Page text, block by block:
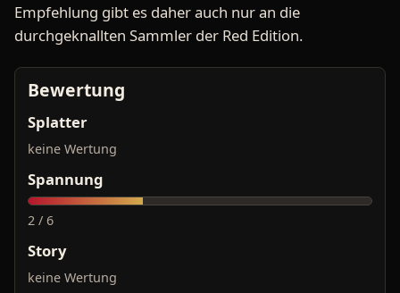
Empfehlung gibt es daher auch nur an die
durchgeknallten Sammler der Red Edition.
Bewertung
Splatter
keine Wertung
Spannung
2 / 6
Story
keine Wertung